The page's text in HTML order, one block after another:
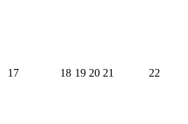
17 18 19 20 21 22